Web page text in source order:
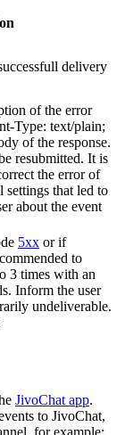
delivery
of the error
Type: text/plain;
of the response.
resubmitted. It is
the error of
settings that led to
about the event
5xx or if
to
3 times with an
Inform the user
undeliverable.
JivoChat app.
to JivoChat,